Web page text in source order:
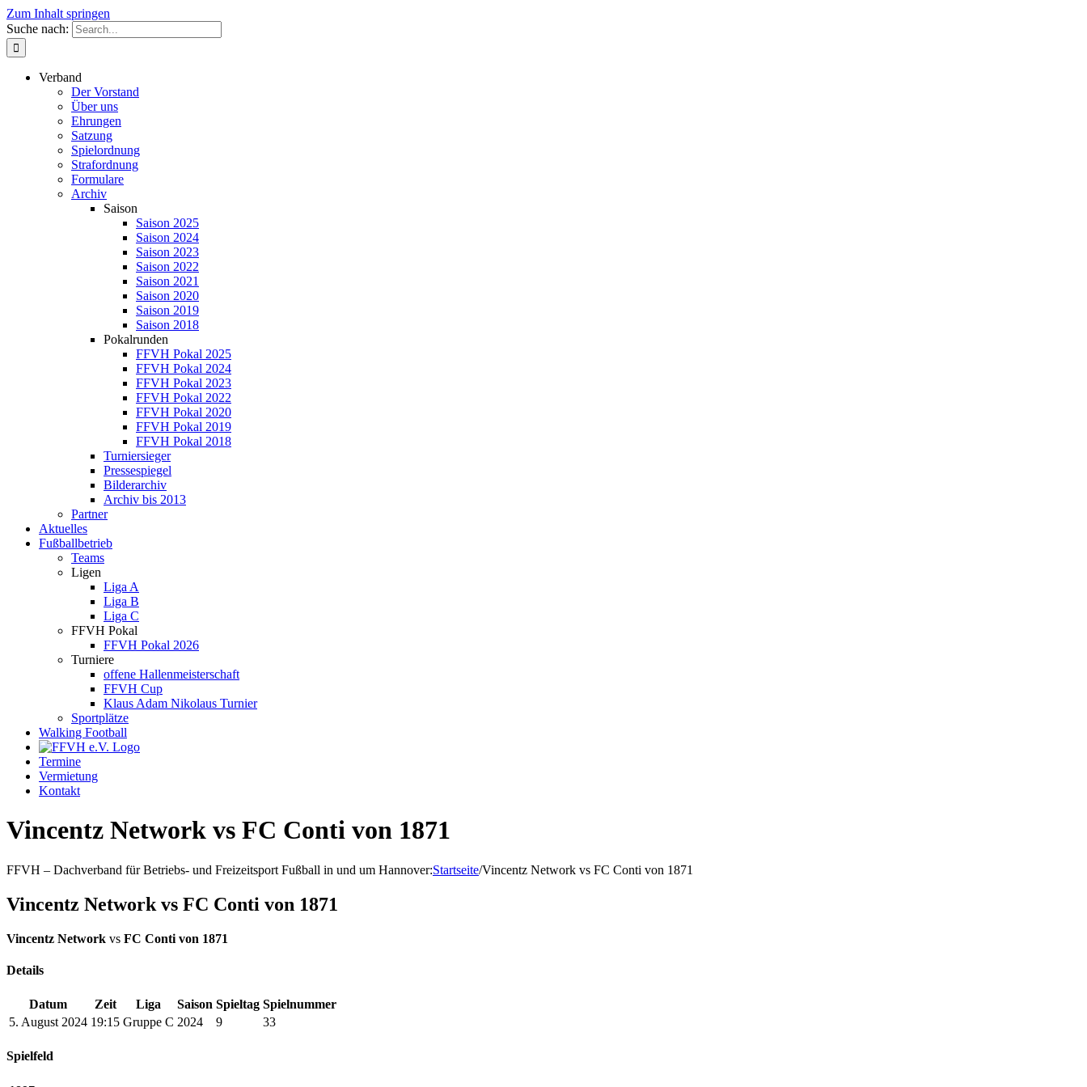
Zum Inhalt springen
Suche nach:
Verband
Der Vorstand
Über uns
Ehrungen
Satzung
Spielordnung
Strafordnung
Formulare
Archiv
Saison
Saison 2025
Saison 2024
Saison 2023
Saison 2022
Saison 2021
Saison 2020
Saison 2019
Saison 2018
Pokalrunden
FFVH Pokal 2025
FFVH Pokal 2024
FFVH Pokal 2023
FFVH Pokal 2022
FFVH Pokal 2020
FFVH Pokal 2019
FFVH Pokal 2018
Turniersieger
Pressespiegel
Bilderarchiv
Archiv bis 2013
Partner
Aktuelles
Fußballbetrieb
Teams
Ligen
Liga A
Liga B
Liga C
FFVH Pokal
FFVH Pokal 2026
Turniere
offene Hallenmeisterschaft
FFVH Cup
Klaus Adam Nikolaus Turnier
Sportplätze
Walking Football
Termine
Vermietung
Kontakt
Vincentz Network vs FC Conti von 1871
FFVH – Dachverband für Betriebs- und Freizeitsport Fußball in und um Hannover:Startseite/Vincentz Network vs FC Conti von 1871
Vincentz Network vs FC Conti von 1871
Vincentz Network vs FC Conti von 1871
Details
Datum Zeit Liga Saison Spieltag Spielnummer
5. August 2024 19:15 Gruppe C 2024 9 33
Spielfeld